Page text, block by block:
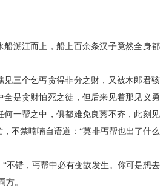
溯江而上，船上百余条汉子竟然全身都
三个乞丐贪得非分之财，又被木郎君骇
全是贪财怕死之徒，但后来见着那见义勇
何一帮之中，俱都难免良莠不齐，此刻见
不禁喃喃自语道：“莫非丐帮也出了什么
错，丐帮中必有变故发生。你可是想去
方。